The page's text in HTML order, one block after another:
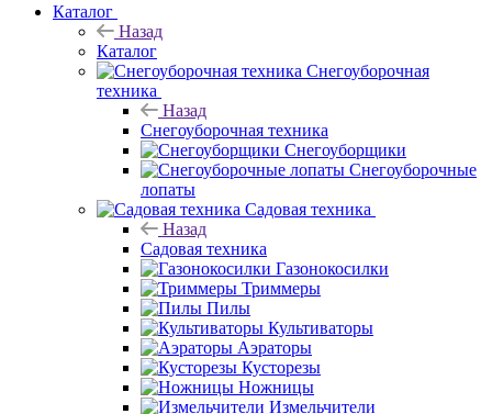
Каталог
Назад
Каталог
Снегоуборочная
техника
Назад
Снегоуборочная техника
Снегоуборщики
Снегоуборочные
лопаты
Садовая техника
Назад
Садовая техника
Газонокосилки
Триммеры
Пилы
Культиваторы
Аэраторы
Кусторезы
Ножницы
Измельчители